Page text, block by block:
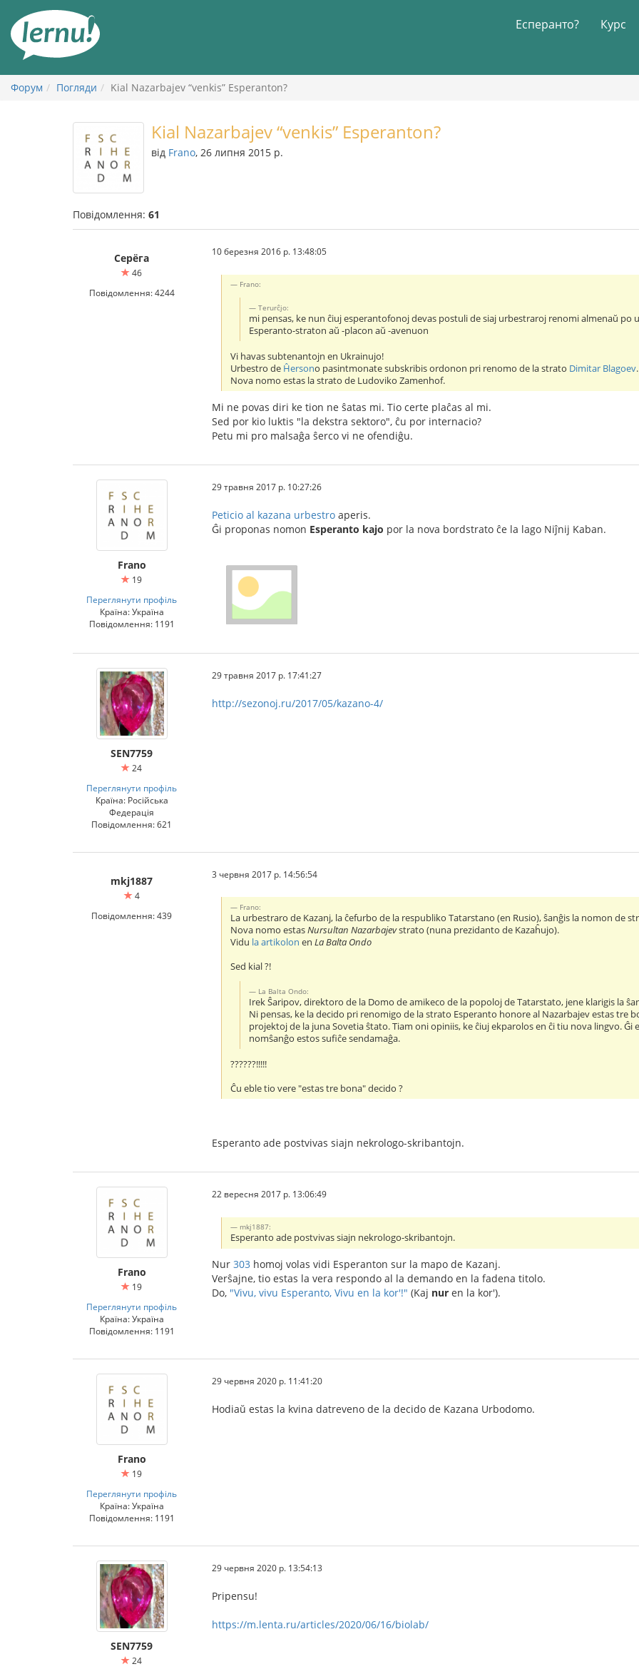
змісту
Есперанто? Курс
Форум Погляди Kial Nazarbajev “venkis” Esperanton?
Kial Nazarbajev “venkis” Esperanton?
від Frano, 26 липня 2015 р.
Повідомлення: 61
Серёга
46
Повідомлення: 4244
10 березня 2016 р. 13:48:05
Frano:
Тerurĉjo:
mi pensas, ke nun ĉiuj esperantofonoj devas postuli de siaj urbestraroj renomi almenaŭ po
Esperanto-straton aŭ -placon aŭ -avenuon
Vi havas subtenantojn en Ukrainujo!
Urbestro de Ĥersono pasintmonate subskribis ordonon pri renomo de la strato Dimitar Blagoev.
Nova nomo estas la strato de Ludoviko Zamenhof.
Mi ne povas diri ke tion ne ŝatas mi. Tio certe plaĉas al mi.
Sed por kio luktis "la dekstra sektoro", ĉu por internacio?
Petu mi pro malsaĝa ŝerco vi ne ofendiĝu.
Frano
19
Переглянути профіль
Країна: Україна
Повідомлення: 1191
29 травня 2017 р. 10:27:26
Peticio al kazana urbestro aperis.
Ĝi proponas nomon Esperanto kajo por la nova bordstrato ĉe la lago Niĵnij Kaban.
SEN7759
24
Переглянути профіль
Країна: Російська
Федерація
Повідомлення: 621
29 травня 2017 р. 17:41:27
http://sezonoj.ru/2017/05/kazano-4/
mkj1887
4
Повідомлення: 439
3 червня 2017 р. 14:56:54
Frano:
La urbestraro de Kazanj, la ĉefurbo de la respubliko Tatarstano (en Rusio), ŝanĝis la nomon de
Nova nomo estasNursultan Nazarbajevstrato (nuna prezidanto de Kazaĥujo).
Vidu la artikolon enLa Balta Ondo
Sed kial ?!
La Balta Ondo:
Irek Ŝaripov, direktoro de la Domo de amikeco de la popoloj de Tatarstato, jene klarigis la
Ni pensas, ke la decido pri renomigo de la strato Esperanto honore al Nazarbajev estas tre
projektoj de la juna Sovetia ŝtato. Tiam oni opiniis, ke ĉiuj ekparolos en ĉi tiu nova lingvo.
nomŝanĝo estos sufiĉe sendamaĝa.
??????!!!!!
Ĉu eble tio vere "estas tre bona" decido ?
Esperanto ade postvivas siajn nekrologo-skribantojn.
Frano
19
Переглянути профіль
Країна: Україна
Повідомлення: 1191
22 вересня 2017 р. 13:06:49
mkj1887:
Esperanto ade postvivas siajn nekrologo-skribantojn.
Nur 303 homoj volas vidi Esperanton sur la mapo de Kazanj.
Verŝajne, tio estas la vera respondo al la demando en la fadena titolo.
Do, "Vivu, vivu Esperanto, Vivu en la kor'!" (Kaj nur en la kor').
Frano
19
Переглянути профіль
Країна: Україна
Повідомлення: 1191
29 червня 2020 р. 11:41:20
Hodiaŭ estas la kvina datreveno de la decido de Kazana Urbodomo.
SEN7759
24
29 червня 2020 р. 13:54:13
Pripensu!
https://m.lenta.ru/articles/2020/06/16/biolab/